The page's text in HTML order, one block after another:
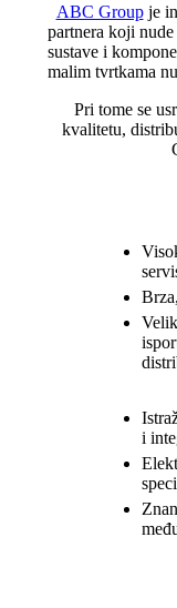
ABC Groupje
partnera koji
sustave i
malim tvrtkama
Pri tome se
kvalitetu,
i